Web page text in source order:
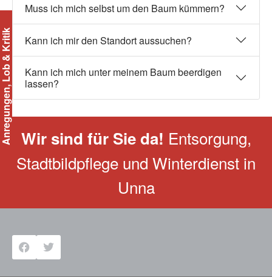
Muss ich mich selbst um den Baum kümmern?
Kann ich mir den Standort aussuchen?
Kann ich mich unter meinem Baum beerdigen
lassen?
Wir sind für Sie da! Entsorgung,
Stadtbildpflege und Winterdienst in
Unna
Lob & Kritik